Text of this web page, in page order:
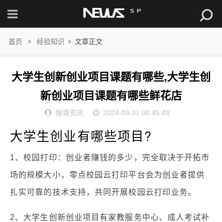
首页 经验知识 文章正文
大学生创新创业项目课题有哪些,大学生创
新创业项目课题有哪些鲜花店
猴哥资讯 2024-03-31 00:45:48
大学生创业有哪些项目?
1、校园打印：创业者赚钱的多少，完全取决于开拓市
场的规模大小，零点校园云打印平台会为创业者提供
扎实可靠的技术支持，共同开展校园云打印业务。
2、大学生创新创业项目有家教服务中心、成人考试补